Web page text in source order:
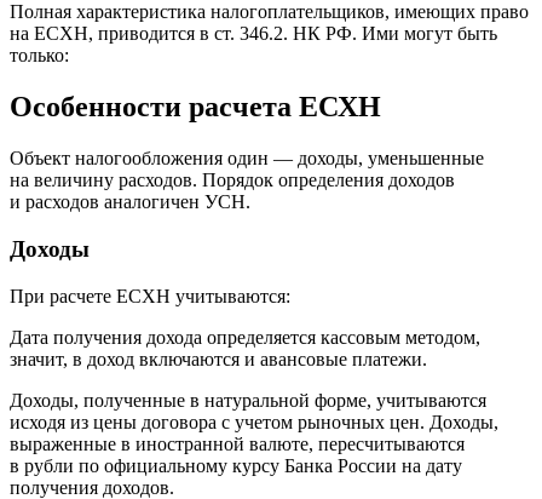
Полная характеристика налогоплательщиков, имеющих право
на ЕСХН, приводится в ст. 346.2. НК РФ. Ими могут быть
только:
Особенности расчета ЕСХН
Объект налогообложения один — доходы, уменьшенные
на величину расходов. Порядок определения доходов
и расходов аналогичен УСН.
Доходы
При расчете ЕСХН учитываются:
Дата получения дохода определяется кассовым методом,
значит, в доход включаются и авансовые платежи.
Доходы, полученные в натуральной форме, учитываются
исходя из цены договора с учетом рыночных цен. Доходы,
выраженные в иностранной валюте, пересчитываются
в рубли по официальному курсу Банка России на дату
получения доходов.